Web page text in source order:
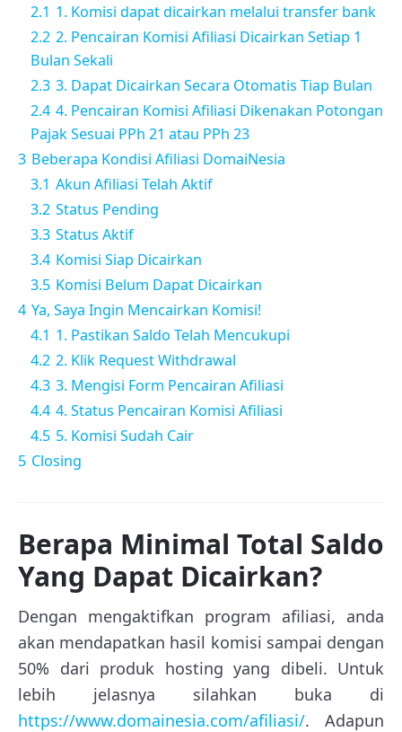
2.1 1. Komisi dapat dicairkan melalui transfer bank
2.2 2. Pencairan Komisi Afiliasi Dicairkan Setiap 1
Bulan Sekali
2.3 3. Dapat Dicairkan Secara Otomatis Tiap Bulan
2.4 4. Pencairan Komisi Afiliasi Dikenakan Potongan
Pajak Sesuai PPh 21 atau PPh 23
3 Beberapa Kondisi Afiliasi DomaiNesia
3.1 Akun Afiliasi Telah Aktif
3.2 Status Pending
3.3 Status Aktif
3.4 Komisi Siap Dicairkan
3.5 Komisi Belum Dapat Dicairkan
4 Ya, Saya Ingin Mencairkan Komisi!
4.1 1. Pastikan Saldo Telah Mencukupi
4.2 2. Klik Request Withdrawal
4.3 3. Mengisi Form Pencairan Afiliasi
4.4 4. Status Pencairan Komisi Afiliasi
4.5 5. Komisi Sudah Cair
5 Closing
Berapa Minimal Total Saldo
Yang Dapat Dicairkan?
Dengan mengaktifkan program afiliasi, anda
akan mendapatkan hasil komisi sampai dengan
50% dari produk hosting yang dibeli. Untuk
lebih jelasnya silahkan buka di
https://www.domainesia.com/afiliasi/. Adapun